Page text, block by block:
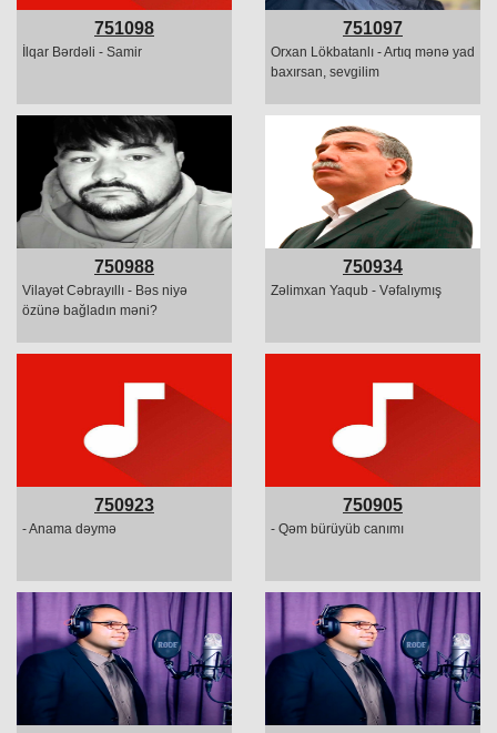
751098
İlqar Bərdəli - Samir
751097
Orxan Lökbatanlı - Artıq mənə yad
baxırsan, sevgilim
750988
Vilayət Cəbrayıllı - Bəs niyə
özünə bağladın məni?
750934
Zəlimxan Yaqub - Vəfalıymış
750923
- Anama dəymə
750905
- Qəm bürüyüb canımı